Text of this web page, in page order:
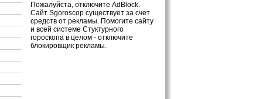
Пожалуйста, отключите AdBlock.
Сайт Sgoroscop существует за счет
средств от рекламы. Помогите сайту
и всей системе Стуктурного
гороскопа в целом - отключите
блокировщик рекламы.